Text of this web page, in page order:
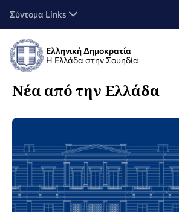
Σύντομα Links
Ελληνική Δημοκρατία
Η Ελλάδα στην Σουηδία
Νέα από την Ελλάδα